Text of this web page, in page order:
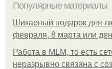
Популярные материалы
Шикарный подарок для
февраля, 8 марта или
Работа в MLM, то есть
неразрывно связана с